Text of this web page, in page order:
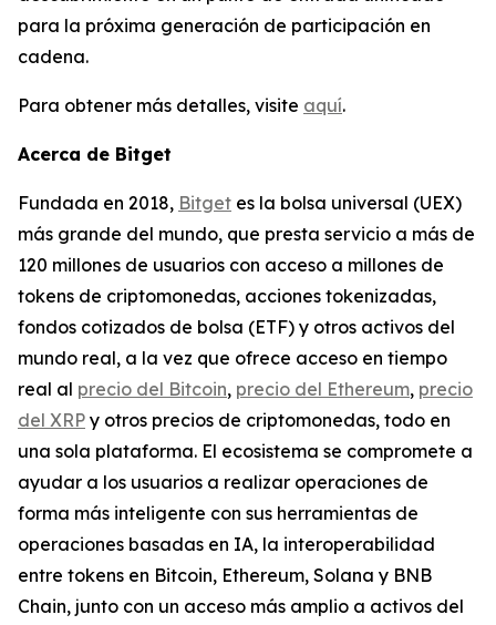
para la próxima generación de participación en
cadena.
Para obtener más detalles, visite aquí.
Acerca de Bitget
Fundada en 2018, Bitget es la bolsa universal (UEX)
más grande del mundo, que presta servicio a más de
120 millones de usuarios con acceso a millones de
tokens de criptomonedas, acciones tokenizadas,
fondos cotizados de bolsa (ETF) y otros activos del
mundo real, a la vez que ofrece acceso en tiempo
real al precio del Bitcoin, precio del Ethereum, precio
del XRP y otros precios de criptomonedas, todo en
una sola plataforma. El ecosistema se compromete a
ayudar a los usuarios a realizar operaciones de
forma más inteligente con sus herramientas de
operaciones basadas en IA, la interoperabilidad
entre tokens en Bitcoin, Ethereum, Solana y BNB
Chain, junto con un acceso más amplio a activos del